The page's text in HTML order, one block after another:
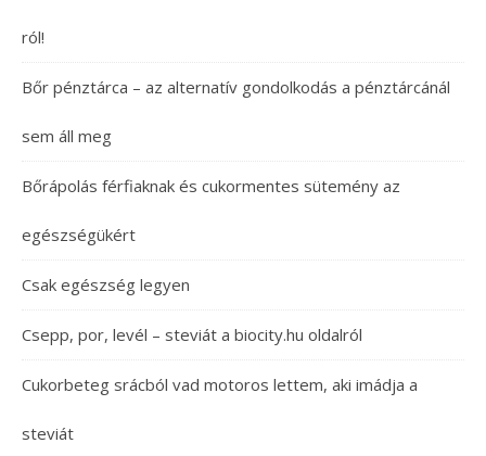
ról!
Bőr pénztárca – az alternatív gondolkodás a pénztárcánál
sem áll meg
Bőrápolás férfiaknak és cukormentes sütemény az
egészségükért
Csak egészség legyen
Csepp, por, levél – steviát a biocity.hu oldalról
Cukorbeteg srácból vad motoros lettem, aki imádja a
steviát